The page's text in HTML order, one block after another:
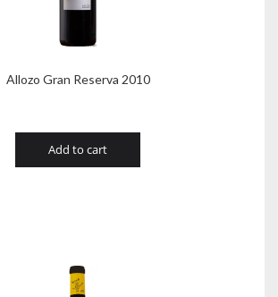
Allozo Gran Reserva 2010
Add to cart